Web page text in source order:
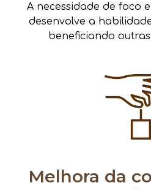
A necessidade de foco
desenvolve a
beneficiando
Melhora da